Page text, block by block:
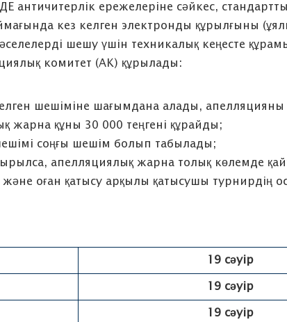
античитерлік ережелеріне сәйкес,
кез келген электронды құрылғыны
шешу үшін техникалық кеңесте
комитет (АК) құрылады:
шешіміне шағымдана алады, апелляцияны
жарна құны 30 000 теңгені құрайды;
соңғы шешім болып табылады;
апелляциялық жарна толық көлемде
оған қатысу арқылы қатысушы турнирдің
19 сәуір
19 сәуір
19 сәуір